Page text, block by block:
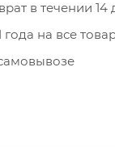
в течении 14
года на все